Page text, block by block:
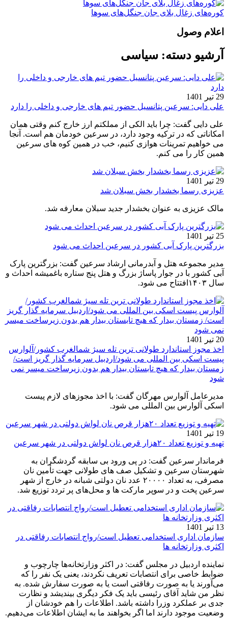
کوره‌های زغال بلای جان جنگل‌های سوها
اعلام وصول
آرشیو دسته: سیاسی
29 تیر 1401
علی دایی: سرعین پتانسیل حضور تیم های خارجی و داخلی را دارد
علی دایی گفت: چرا باید الکی از مملکتم ارز خارج کنم وقتی همان
امکاناتی که در ترکیه وجود دارد، در سرعین خودمان هم است. آنجا
می خواهیم تمرینات هوازی کنیم، خب در همین کوه های سرعین
همین کار را می کنم.
29 تیر 1401
عزیزی رسما بخشدار بخش سبلان شد
مالک عزیزی به عنوان بخشدار جدید سبلان معارفه شد.
25 تیر 1401
بزرگترین پارک آبی کشور در سرعین احداث می شود
مدیر مجموعه هتل و آبدرمانی ارشاد سرعین گفت: بزرگترین پارک
آبی کشور با در جوار پاساژ بزرگ و هتل پنج ستاره باغمیشه احداث و
سال ۱۴۰۳افتتاح می شود.
20 تیر 1401
اخذ مجوز استاندارد طولانی ترین تله سیژ شمالغرب کشور/آلوارس
پیست اسکی بین المللی می شود/اردبیل سرمایه گذار گریز است/
زمستان بیدار که هیچ تابستان بیدار هم بدون زیرساخت میسر نمی
شود
مدیرعامل آلوارس مهرگان گفت: با اخذ مجوزهای لازم پیست
اسکی آلوارس بین المللی می شود.
19 تیر 1401
تهیه و توزیع تعداد ۲۰هزار قرص نان لواش دولتی در شهر سرعین
فرماندار سرعین گفت: در پی ورود بی سابقه گردشگران به‌
شهرستان سرعین و تشکیل صف های طولانی جهت تأمین نان
مصرفی، به تعداد ۲۰۰۰۰ عدد نان دولتی شبانه در خارج از شهر
سرعین پخت و در سوپر مارکت ها و محل‌های پر تردد توزیع شد.
13 تیر 1401
سازمان اداری استخدامی تعطیل است/رواج انتصابات رفاقتی در
اکثری وزارتخانه ها
نماینده اردبیل در مجلس گفت: در اکثر وزارتخانه‌ها چارچوب و
ضوابط خاصی برای انتصابات تعریف نکردند، یعنی یک نفر را که
می‌آورند یا به صورت رفاقتی است یا به صورت سفارش شده. به
نظر من شاید آقای رئیسی باید یک فکر دیگری بیندیشد و نظارت
جدی بر عملکرد وزرا داشته باشد. اطلاعات را هم خودشان از
وضعیت موجود دارند اما اگر بخواهند ما به ایشان اطلاعات می‌دهیم.